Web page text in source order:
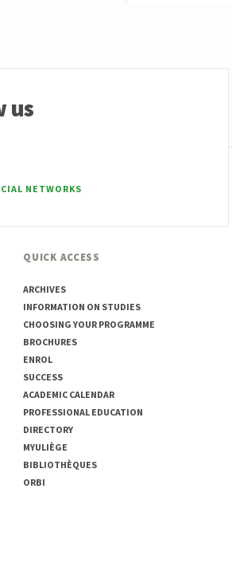
us
NETWORKS
QUICK ACCESS
ARCHIVES
INFORMATION ON STUDIES
CHOOSING YOUR PROGRAMME
BROCHURES
ENROL
SUCCESS
ACADEMIC CALENDAR
PROFESSIONAL EDUCATION
DIRECTORY
MYULIÈGE
BIBLIOTHÈQUES
ORBI